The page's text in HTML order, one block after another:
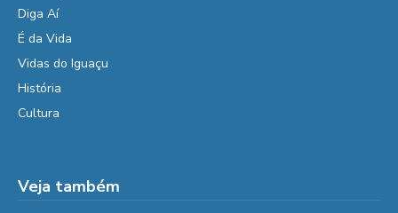
Diga Aí
É da Vida
Vidas do Iguaçu
História
Cultura
Veja também